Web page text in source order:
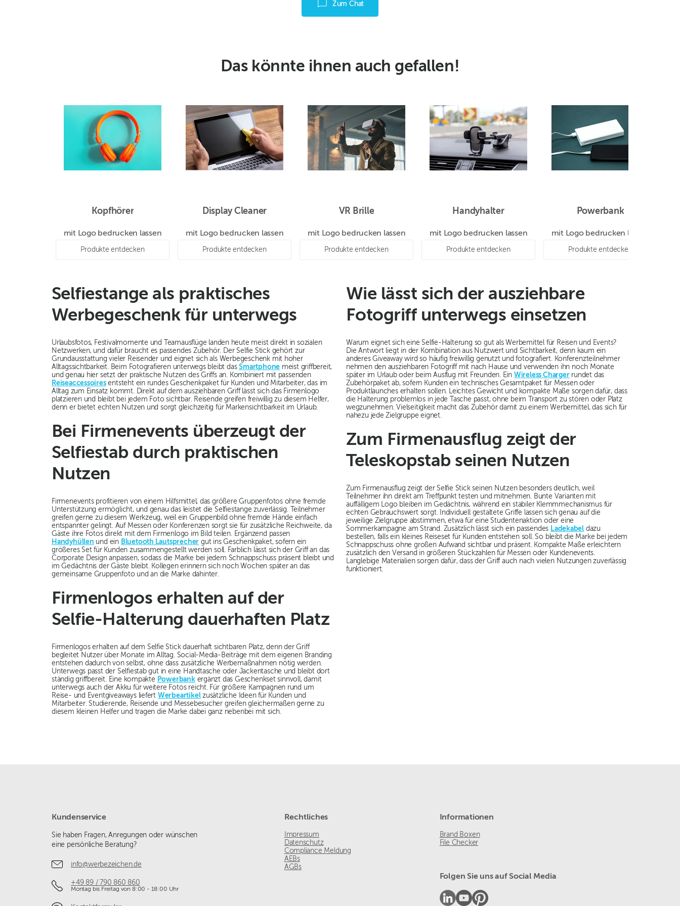
Zum Chat
Das könnte ihnen auch gefallen!
Kopfhörer
mit Logo bedrucken lassen
Produkte entdecken
Display Cleaner
mit Logo bedrucken lassen
Produkte entdecken
VR Brille
mit Logo bedrucken lassen
Produkte entdecken
Handyhalter
mit Logo bedrucken lassen
Produkte entdecken
Powerbank
mit Logo bedrucken lassen
Produkte entdecken
Selfiestange als praktisches
Werbegeschenk für unterwegs
Urlaubsfotos, Festivalmomente und Teamausflüge landen heute meist direkt in sozialen
Netzwerken, und dafür braucht es passendes Zubehör. Der Selfie Stick gehört zur
Grundausstattung vieler Reisender und eignet sich als Werbegeschenk mit hoher
Alltagssichtbarkeit. Beim Fotografieren unterwegs bleibt dasSmartphone meist griffbereit,
und genau hier setzt der praktische Nutzen des Griffs an. Kombiniert mit passenden
Reiseaccessoiresentsteht ein rundes Geschenkpaket für Kunden und Mitarbeiter, das im
Alltag zum Einsatz kommt. Direkt auf dem ausziehbaren Griff lässt sich das Firmenlogo
platzieren und bleibt bei jedem Foto sichtbar. Reisende greifen freiwillig zu diesem Helfer,
denn er bietet echten Nutzen und sorgt gleichzeitig für Markensichtbarkeit im Urlaub.
Bei Firmenevents überzeugt der
Selfiestab durch praktischen
Nutzen
Firmenevents profitieren von einem Hilfsmittel, das größere Gruppenfotos ohne fremde
Unterstützung ermöglicht, und genau das leistet die Selfiestange zuverlässig. Teilnehmer
greifen gerne zu diesem Werkzeug, weil ein Gruppenbild ohne fremde Hände einfach
entspannter gelingt. Auf Messen oder Konferenzen sorgt sie für zusätzliche Reichweite, da
Gäste ihre Fotos direkt mit dem Firmenlogo im Bild teilen. Ergänzend passen
Handyhüllen und ein Bluetooth Lautsprecher gut ins Geschenkpaket, sofern ein
größeres Set für Kunden zusammengestellt werden soll. Farblich lässt sich der Griff an das
Corporate Design anpassen, sodass die Marke bei jedem Schnappschuss präsent bleibt und
im Gedächtnis der Gäste bleibt. Kollegen erinnern sich noch Wochen später an das
gemeinsame Gruppenfoto und an die Marke dahinter.
Firmenlogos erhalten auf der
Selfie-Halterung dauerhaften Platz
Firmenlogos erhalten auf dem Selfie Stick dauerhaft sichtbaren Platz, denn der Griff
begleitet Nutzer über Monate im Alltag. Social-Media-Beiträge mit dem eigenen Branding
entstehen dadurch von selbst, ohne dass zusätzliche Werbemaßnahmen nötig werden.
Unterwegs passt der Selfiestab gut in eine Handtasche oder Jackentasche und bleibt dort
ständig griffbereit. Eine kompakte Powerbank ergänzt das Geschenkset sinnvoll, damit
unterwegs auch der Akku für weitere Fotos reicht. Für größere Kampagnen rund um
Reise- und Eventgiveaways liefert Werbeartikelzusätzliche Ideen für Kunden und
Mitarbeiter. Studierende, Reisende und Messebesucher greifen gleichermaßen gerne zu
diesem kleinen Helfer und tragen die Marke dabei ganz nebenbei mit sich.
Wie lässt sich der ausziehbare
Fotogriff unterwegs einsetzen
Warum eignet sich eine Selfie-Halterung so gut als Werbemittel für Reisen und Events?
Die Antwort liegt in der Kombination aus Nutzwert und Sichtbarkeit, denn kaum ein
anderes Giveaway wird so häufig freiwillig genutzt und fotografiert. Konferenzteilnehmer
nehmen den ausziehbaren Fotogriff mit nach Hause und verwenden ihn noch Monate
später im Urlaub oder beim Ausflug mit Freunden. Ein Wireless Chargerrundet das
Zubehörpaket ab, sofern Kunden ein technisches Gesamtpaket für Messen oder
Produktlaunches erhalten sollen. Leichtes Gewicht und kompakte Maße sorgen dafür, dass
die Halterung problemlos in jede Tasche passt, ohne beim Transport zu stören oder Platz
wegzunehmen. Vielseitigkeit macht das Zubehör damit zu einem Werbemittel, das sich für
nahezu jede Zielgruppe eignet.
Zum Firmenausflug zeigt der
Teleskopstab seinen Nutzen
Zum Firmenausflug zeigt der Selfie Stick seinen Nutzen besonders deutlich, weil
Teilnehmer ihn direkt am Treffpunkt testen und mitnehmen. Bunte Varianten mit
auffälligem Logo bleiben im Gedächtnis, während ein stabiler Klemmmechanismus für
echten Gebrauchswert sorgt. Individuell gestaltete Griffe lassen sich genau auf die
jeweilige Zielgruppe abstimmen, etwa für eine Studentenaktion oder eine
Sommerkampagne am Strand. Zusätzlich lässt sich ein passendes Ladekabel dazu
bestellen, falls ein kleines Reiseset für Kunden entstehen soll. So bleibt die Marke bei jedem
Schnappschuss ohne großen Aufwand sichtbar und präsent. Kompakte Maße erleichtern
zusätzlich den Versand in größeren Stückzahlen für Messen oder Kundenevents.
Langlebige Materialien sorgen dafür, dass der Griff auch nach vielen Nutzungen zuverlässig
funktioniert.
Kundenservice
Sie haben Fragen, Anregungen oder wünschen
eine persönliche Beratung?
info@werbezeichen.de
+49 89 / 790 860 860
Montag bis Freitag von 8:00 - 18:00 Uhr
Rechtliches
Impressum
Datenschutz
Compliance Meldung
AEBs
AGBs
Informationen
Brand Boxen
File Checker
Folgen Sie uns auf Social Media